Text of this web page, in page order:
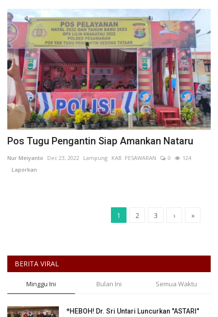
Pos Tugu Pengantin Siap Amankan Nataru
Nur Meiyanto Dec 23, 2022 Lampung KAB. PESAWARAN 0
124
Laporkan
1 2 3 › »
BERITA VIRAL
Minggu Ini Bulan Ini Semua Waktu
*HEBOH! Dr. Sri Untari Luncurkan "ASTARI"